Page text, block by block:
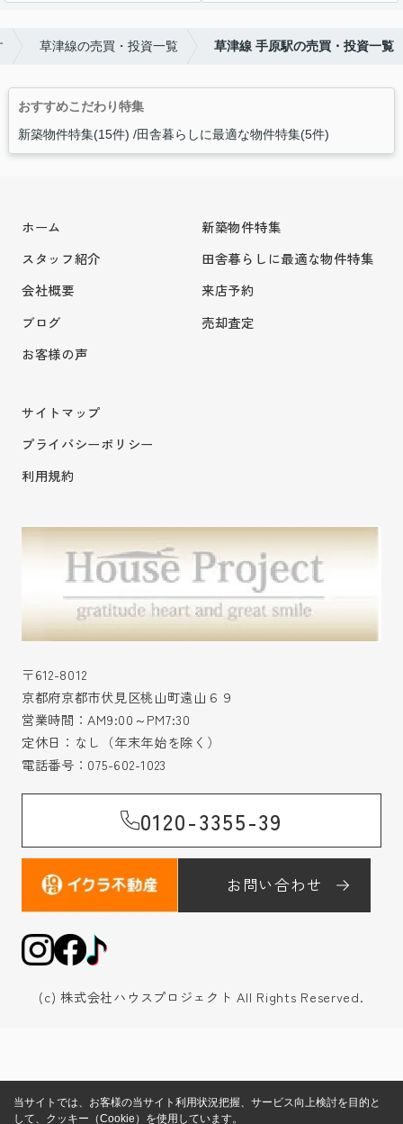
草津線の売買・投資一覧 草津線 手原駅の売買・投資一覧
おすすめこだわり特集
新築物件特集(15件) 田舎暮らしに最適な物件特集(5件)
ホーム
スタッフ紹介
会社概要
ブログ
お客様の声
新築物件特集
田舎暮らしに最適な物件特集
来店予約
売却査定
サイトマップ
プライバシーポリシー
利用規約
〒612-8012
京都府京都市伏見区桃山町遠山６９
営業時間：AM9:00～PM7:30
定休日：なし（年末年始を除く）
電話番号： 075-602-1023
0120-3355-39
お問い合わせ
(c) 株式会社ハウスプロジェクト All Rights Reserved.
当サイトでは、お客様の当サイト利用状況把握、サービス向上検討を目的と
して、クッキー（Cookie）を使用しています。